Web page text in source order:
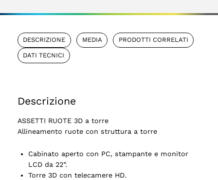
DESCRIZIONE MEDIA PRODOTTI CORRELATI
DATI TECNICI
Descrizione
ASSETTI RUOTE 3D a torre
Allineamento ruote con struttura a torre
Cabinato aperto con PC, stampante e monitor
LCD da 22”.
Torre 3D con telecamere HD.